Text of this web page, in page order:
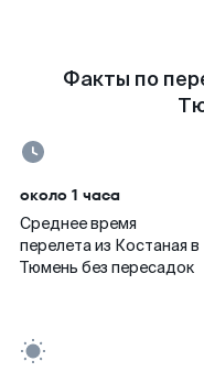
Факты по
около 1 часа
Среднее время
перелета из Костаная в
Тюмень без пересадок